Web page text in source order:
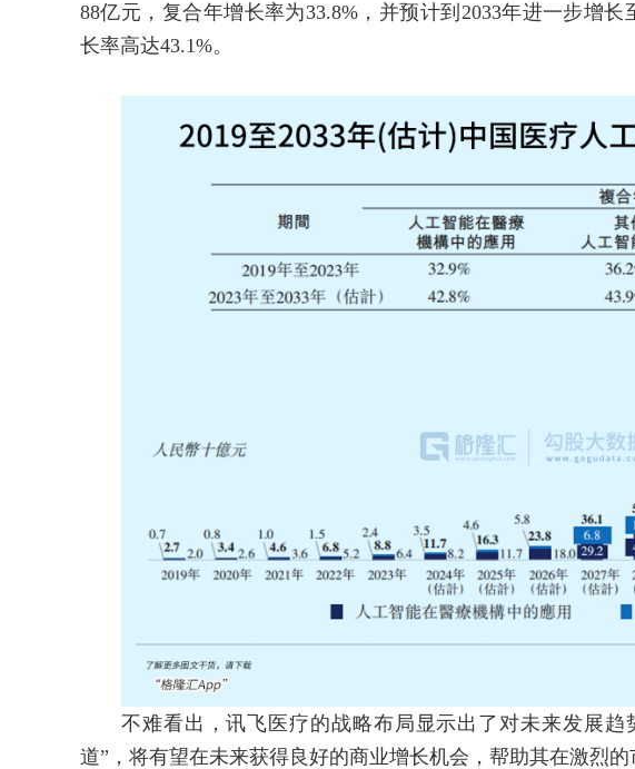
88亿元，复合年增长率为33.8%，并预计到2033年进一步增长
长率高达43.1%。
不难看出，讯飞医疗的战略布局显示出了对未来发展趋
道”，将有望在未来获得良好的商业增长机会，帮助其在激烈的